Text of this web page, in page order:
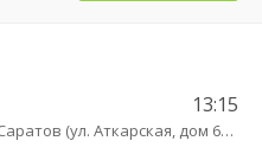
13:15
Саратов (ул. Аткарская, дом 66 А)